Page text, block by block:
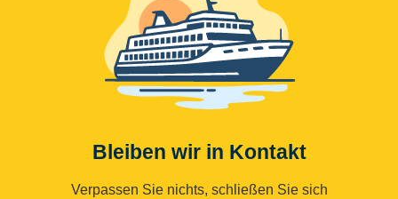
Bleiben wir in Kontakt
Verpassen Sie nichts, schließen Sie sich